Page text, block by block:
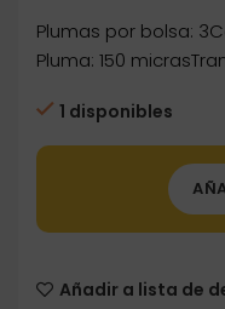
Plumas por bolsa:
Pluma: 150
1 disponibles
Añadir a lista de